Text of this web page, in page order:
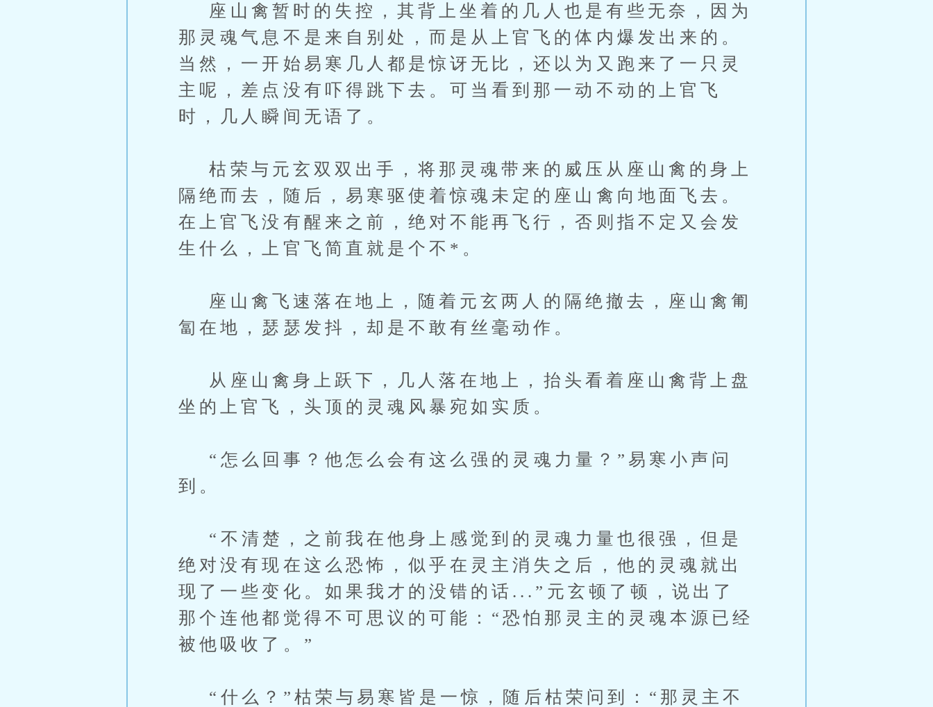
座山禽暂时的失控，其背上坐着的几人也是有些无奈，因为
那灵魂气息不是来自别处，而是从上官飞的体内爆发出来的。
当然，一开始易寒几人都是惊讶无比，还以为又跑来了一只灵
主呢，差点没有吓得跳下去。可当看到那一动不动的上官飞
时，几人瞬间无语了。
枯荣与元玄双双出手，将那灵魂带来的威压从座山禽的身上
隔绝而去，随后，易寒驱使着惊魂未定的座山禽向地面飞去。
在上官飞没有醒来之前，绝对不能再飞行，否则指不定又会发
生什么，上官飞简直就是个不*。
座山禽飞速落在地上，随着元玄两人的隔绝撤去，座山禽匍
匐在地，瑟瑟发抖，却是不敢有丝毫动作。
从座山禽身上跃下，几人落在地上，抬头看着座山禽背上盘
坐的上官飞，头顶的灵魂风暴宛如实质。
“怎么回事？他怎么会有这么强的灵魂力量？”易寒小声问
到。
“不清楚，之前我在他身上感觉到的灵魂力量也很强，但是
绝对没有现在这么恐怖，似乎在灵主消失之后，他的灵魂就出
现了一些变化。如果我才的没错的话...”元玄顿了顿，说出了
那个连他都觉得不可思议的可能：“恐怕那灵主的灵魂本源已经
被他吸收了。”
“什么？”枯荣与易寒皆是一惊，随后枯荣问到：“那灵主不